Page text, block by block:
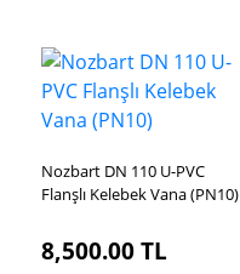
Nozbart DN 110 U-PVC
Flanşlı Kelebek Vana (PN10)
8,500.00TL